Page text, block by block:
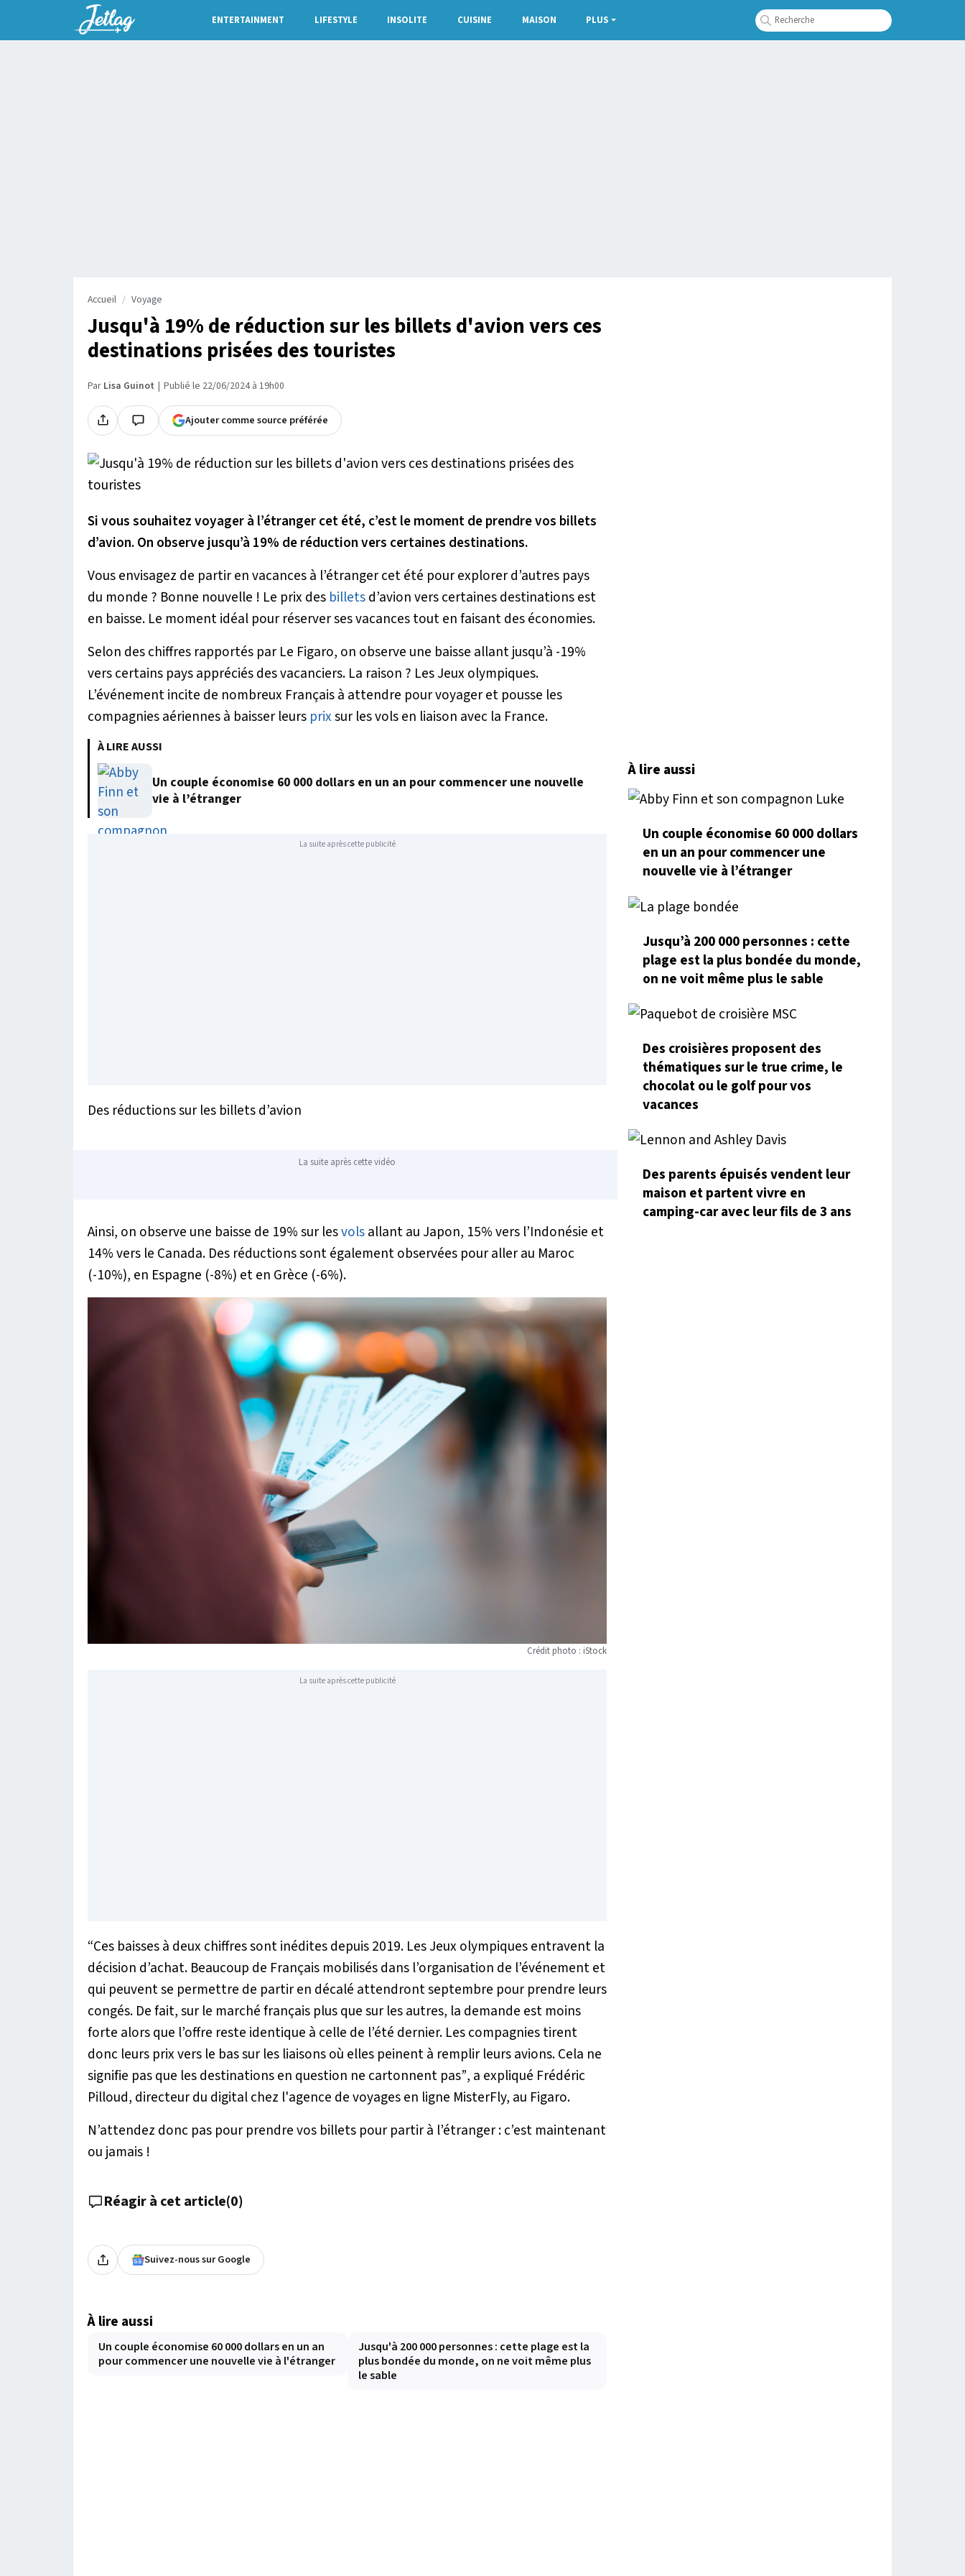
ENTERTAINMENT LIFESTYLE INSOLITE CUISINE MAISON PLUS
Accueil Voyage
Jusqu'à 19% de réduction sur les billets d'avion vers ces
destinations prisées des touristes
Par Lisa Guinot Publié le 22/06/2024 à 19h00
Ajouter comme source préférée
Si vous souhaitez voyager à l’étranger cet été, c’est le moment de prendre vos billets
d’avion. On observe jusqu’à 19% de réduction vers certaines destinations.
Vous envisagez de partir en vacances à l’étranger cet été pour explorer d’autres pays
du monde ? Bonne nouvelle ! Le prix des billetsd’avion vers certaines destinations est
en baisse. Le moment idéal pour réserver ses vacances tout en faisant des économies.
Selon des chiffres rapportés par Le Figaro, on observe une baisse allant jusqu’à -19%
vers certains pays appréciés des vacanciers. La raison ? Les Jeux olympiques.
L’événement incite de nombreux Français à attendre pour voyager et pousse les
compagnies aériennes à baisser leurs prixsur les vols en liaison avec la France.
À LIRE AUSSI
Un couple économise 60 000 dollars en un an pour commencer une nouvelle
vie à l’étranger
La suite après cette publicité
Des réductions sur les billets d’avion
La suite après cette vidéo
Ainsi, on observe une baisse de 19% sur lesvolsallant au Japon, 15% vers l’Indonésie et
14% vers le Canada. Des réductions sont également observées pour aller au Maroc
(-10%), en Espagne (-8%) et en Grèce (-6%).
Crédit photo : iStock
La suite après cette publicité
“Ces baisses à deux chiffres sont inédites depuis 2019. Les Jeux olympiques entravent la
décision d’achat. Beaucoup de Français mobilisés dans l’organisation de l’événement et
qui peuvent se permettre de partir en décalé attendront septembre pour prendre leurs
congés. De fait, sur le marché français plus que sur les autres, la demande est moins
forte alors que l’offre reste identique à celle de l’été dernier. Les compagnies tirent
donc leurs prix vers le bas sur les liaisons où elles peinent à remplir leurs avions. Cela ne
signifie pas que les destinations en question ne cartonnent pas”, a expliqué Frédéric
Pilloud, directeur du digital chez l'agence de voyages en ligne MisterFly, au Figaro.
N’attendez donc pas pour prendre vos billets pour partir à l’étranger : c’est maintenant
ou jamais !
Réagir à cet article(0)
Suivez-nous sur Google
À lire aussi
Un couple économise 60 000 dollars en un an
pour commencer une nouvelle vie à l'étranger
Jusqu'à 200 000 personnes : cette plage est la
plus bondée du monde, on ne voit même plus
le sable
À lire aussi
Un couple économise 60 000 dollars
en un an pour commencer une
nouvelle vie à l’étranger
Jusqu’à 200 000 personnes : cette
plage est la plus bondée du monde,
on ne voit même plus le sable
Des croisières proposent des
thématiques sur le true crime, le
chocolat ou le golf pour vos
vacances
Des parents épuisés vendent leur
maison et partent vivre en
camping-car avec leur fils de 3 ans